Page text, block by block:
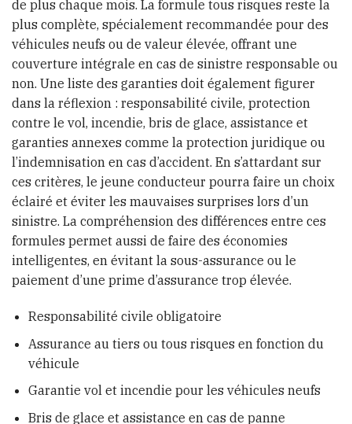
de plus chaque mois. La formule tous risques reste la
plus complète, spécialement recommandée pour des
véhicules neufs ou de valeur élevée, offrant une
couverture intégrale en cas de sinistre responsable ou
non. Une liste des garanties doit également figurer
dans la réflexion : responsabilité civile, protection
contre le vol, incendie, bris de glace, assistance et
garanties annexes comme la protection juridique ou
l’indemnisation en cas d’accident. En s’attardant sur
ces critères, le jeune conducteur pourra faire un choix
éclairé et éviter les mauvaises surprises lors d’un
sinistre. La compréhension des différences entre ces
formules permet aussi de faire des économies
intelligentes, en évitant la sous-assurance ou le
paiement d’une prime d’assurance trop élevée.
Responsabilité civile obligatoire
Assurance au tiers ou tous risques en fonction du
véhicule
Garantie vol et incendie pour les véhicules neufs
Bris de glace et assistance en cas de panne